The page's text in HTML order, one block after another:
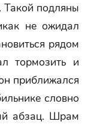
Такой подляны
не ожидал
рядом
тормозить и
приближался
словно
абзац. Шрам